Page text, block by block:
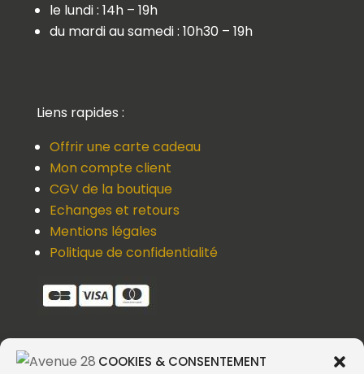
COOKIES & CONSENTEMENT
le lundi : 14h – 19h
du mardi au samedi : 10h30 – 19h
Liens rapides :
Offrir une carte cadeau
Mon compte client
CGV de la boutique
Echanges et retours
Mentions légales
Politique de confidentialité
Une question, un devis, un souci ?